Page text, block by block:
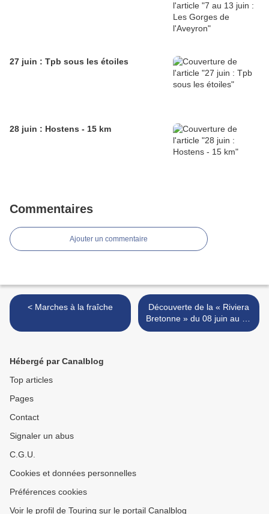
27 juin : Tpb sous les étoiles
28 juin : Hostens - 15 km
Commentaires
Ajouter un commentaire
< Marches à la fraîche
Découverte de la « Riviera
Bretonne » du 08 juin au 15
juin 2019. >
Hébergé par Canalblog
Top articles
Pages
Contact
Signaler un abus
C.G.U.
Cookies et données personnelles
Préférences cookies
Voir le profil de Touring sur le portail Canalblog